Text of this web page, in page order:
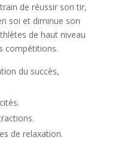
de réussir son tir,
soi et diminue son
de haut niveau
compétitions.
du succès,
de relaxation.